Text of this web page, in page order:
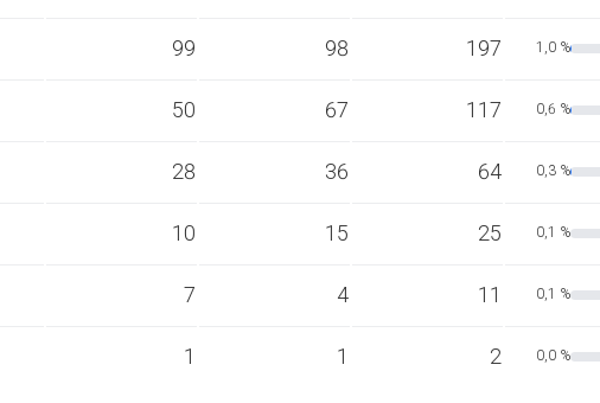
99 98 197 1,0 %
50 67 117 0,6 %
28 36 64 0,3 %
10 15 25 0,1 %
7 4 11 0,1 %
1 1 2 0,0 %